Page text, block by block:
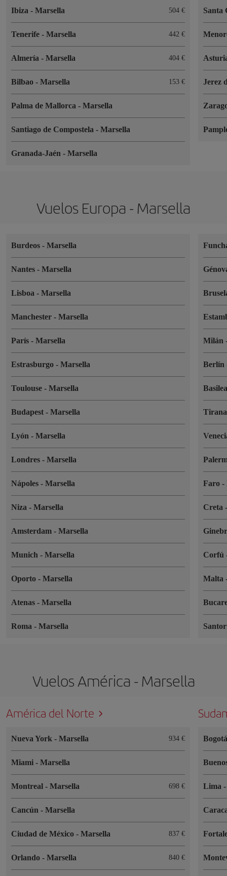
Ibiza - Marsella 504 €
Tenerife - Marsella 442 €
Almería - Marsella 404 €
Bilbao - Marsella 153 €
Palma de Mallorca - Marsella
Santiago de Compostela - Marsella
Granada-Jaén - Marsella
Santa
Jerez
Vuelos Europa - Marsella
Burdeos - Marsella
Nantes - Marsella
Lisboa - Marsella
Manchester - Marsella
París - Marsella
Estrasburgo - Marsella
Toulouse - Marsella
Budapest - Marsella
Lyón - Marsella
Londres - Marsella
Nápoles - Marsella
Niza - Marsella
Amsterdam - Marsella
Munich - Marsella
Oporto - Marsella
Atenas - Marsella
Roma - Marsella
Milán
Berlín
Faro-
Creta
Corfú
Malta
Vuelos América - Marsella
América del Norte
Nueva York - Marsella 934 €
Miami - Marsella
Montreal - Marsella 698 €
Cancún - Marsella
Ciudad de México - Marsella 837 €
Orlando - Marsella 840 €
Lima